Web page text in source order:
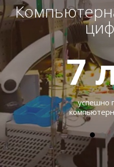
7
успешно